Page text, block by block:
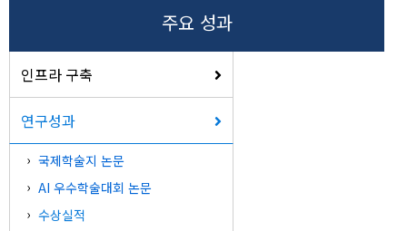
주요 성과
인프라 구축
연구성과
국제학술지 논문
AI 우수학술대회 논문
수상실적